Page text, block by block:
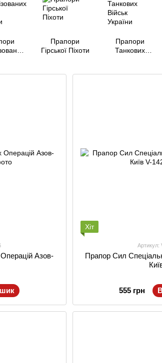
Прапори
Гірської Піхоти
Прапори
Танкових
Азов-
Хіт
Артикул:
Прапор Сил
555 грн